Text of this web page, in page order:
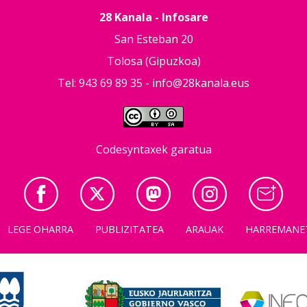
28 Kanala - Infosare
San Esteban 20
Tolosa (Gipuzkoa)
Tel: 943 69 89 35 - info@28kanala.eus
Codesyntaxek garatua
LEGE OHARRA PUBLIZITATEA ARAUAK